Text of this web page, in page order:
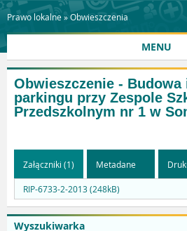
Prawo lokalne »Obwieszczenia
MENU
Wyszukiwarka
Obwieszczenie -
parkingu przy Zespole
Przedszkolnym nr 1 w
Załączniki (1) Metadane
RIP-6733-2-2013 (248kB)